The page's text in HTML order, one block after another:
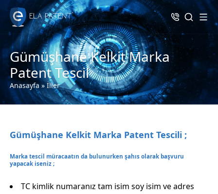
Gümüşhane Kelkit Marka
Patent Tescil
Anasayfa»İller
Gümüşhane Kelkit Marka Patent Tescili ;
Marka tescil müracaatın da bulunurken şahıs olarak başvuru
yapacak iseniz ;
TC kimlik numaranız tam isim soy isim ve adres